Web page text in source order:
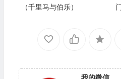
（千里马与伯乐）